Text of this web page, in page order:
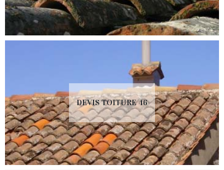
DEVIS TOITURE 46